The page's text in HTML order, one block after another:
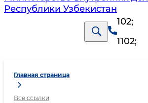
Республики Узбекистан
102;
1102;
Главная страница
Все ссылки